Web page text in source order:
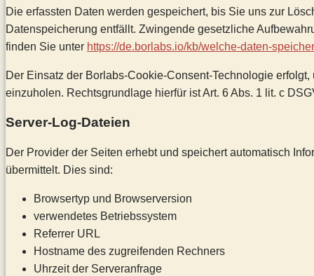
Die erfassten Daten werden gespeichert, bis Sie uns zur
Datenspeicherung entfällt. Zwingende gesetzliche
finden Sie unter https://de.borlabs.io/kb/welche-daten-
Der Einsatz der Borlabs-Cookie-Consent-Technologie
einzuholen. Rechtsgrundlage hierfür ist Art. 6 Abs. 1 lit. c
Server-Log-Dateien
Der Provider der Seiten erhebt und speichert automatisch
übermittelt. Dies sind:
Browsertyp und Browserversion
verwendetes Betriebssystem
Referrer URL
Hostname des zugreifenden Rechners
Uhrzeit der Serveranfrage